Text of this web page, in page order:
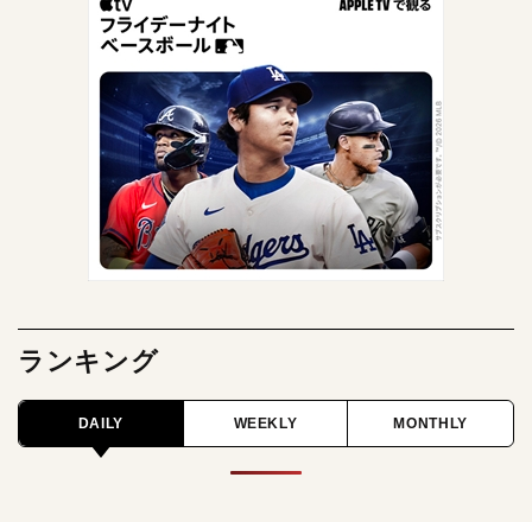
ランキング
DAILY WEEKLY MONTHLY